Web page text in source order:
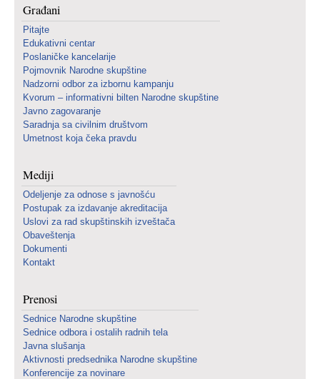
Građani
Pitajte
Edukativni centar
Poslaničke kancelarije
Pojmovnik Narodne skupštine
Nadzorni odbor za izbornu kampanju
Kvorum – informativni bilten Narodne skupštine
Javno zagovaranje
Saradnja sa civilnim društvom
Umetnost koja čeka pravdu
Mediji
Odeljenje za odnose s javnošću
Postupak za izdavanje akreditacija
Uslovi za rad skupštinskih izveštača
Obaveštenja
Dokumenti
Kontakt
Prenosi
Sednice Narodne skupštine
Sednice odbora i ostalih radnih tela
Javna slušanja
Aktivnosti predsednika Narodne skupštine
Konferencije za novinare